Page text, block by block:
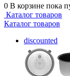
0 В корзине пока
Каталог товаров
Каталог товаров
discounted